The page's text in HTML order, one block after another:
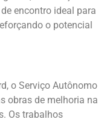
encontro ideal para
o potencial
o Serviço Autônomo
obras de melhoria na
Os trabalhos